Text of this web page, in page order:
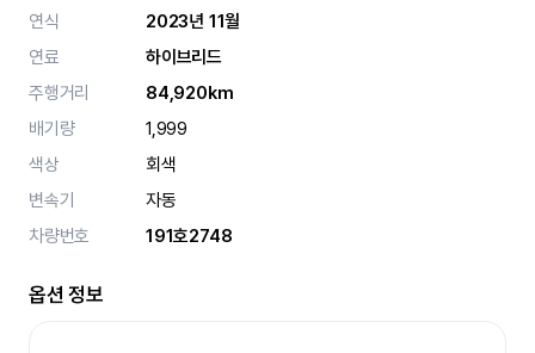
연식
2023년 11월
연료
하이브리드
주행거리
84,920km
배기량
1,999
색상
회색
변속기
자동
차량번호
191호2748
옵션 정보